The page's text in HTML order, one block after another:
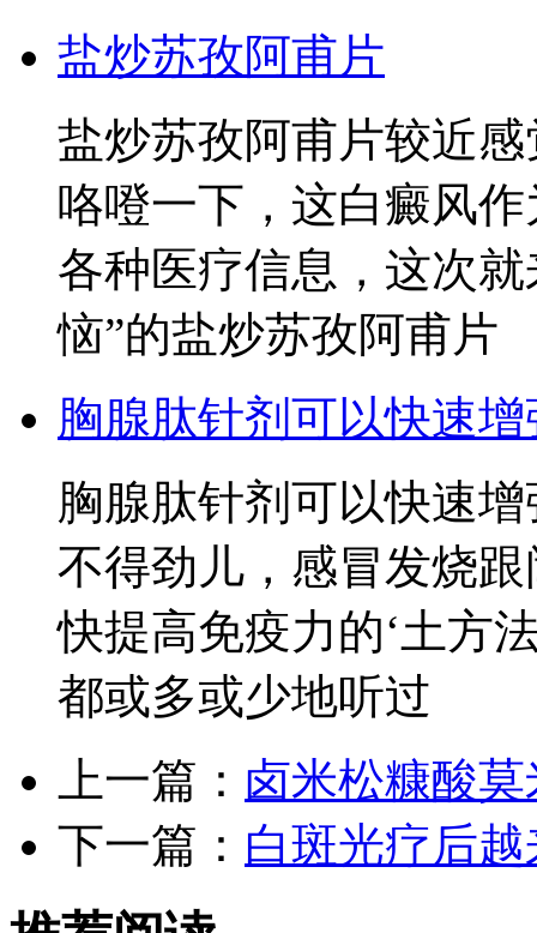
盐炒苏孜阿甫片
盐炒苏孜阿甫片较近
咯噔一下，这白癜风
各种医疗信息，这次
恼”的盐炒苏孜阿甫片
胸腺肽针剂可以快速
胸腺肽针剂可以快速
不得劲儿，感冒发烧
快提高免疫力的‘土方
都或多或少地听过
上一篇： 卤米松糠酸
下一篇： 白斑光疗后